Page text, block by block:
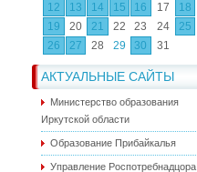
12
13 14 15 16 17
18
19
20 21 22 23 24
25
26
27 28 29 30 31
АКТУАЛЬНЫЕ САЙТЫ
Министерство образования
Иркутской области
Образование Прибайкалья
Управление Роспотребнадцора